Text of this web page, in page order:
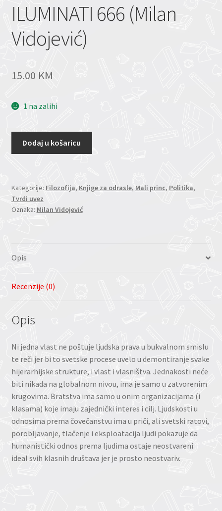
ILUMINATI 666 (Milan
Vidojević)
15.00 KM
1 na zalihi
Dodaj u košaricu
Kategorije: Filozofija, Knjige za odrasle, Mali princ, Politika,
Tvrdi uvez
Oznaka: Milan Vidojević
Opis
Recenzije (0)
Opis
Ni jedna vlast ne poštuje ljudska prava u bukvalnom smislu
te reči jer bi to svetske procese uvelo u demontiranje svake
hijerarhijske strukture, i vlast i vlasništva. Jednakosti neće
biti nikada na globalnom nivou, ima je samo u zatvorenim
krugovima. Bratstva ima samo u onim organizacijama (i
klasama) koje imaju zajednički interes i cilj. Ljudskosti u
odnosima prema čovečanstvu ima u priči, ali svetski ratovi,
porobljavanje, tlačenje i eksploatacija ljudi pokazuje da
humanistički odnos prema ljudima ostaje neostvareni
ideal svih klasnih društava jer je prosto neostvariv.